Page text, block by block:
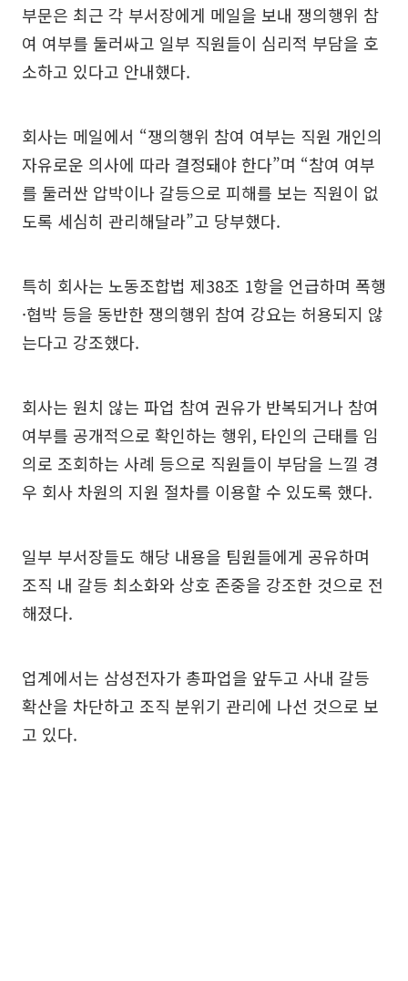
부문은 최근 각 부서장에게 메일을 보내 쟁의행위 참
여 여부를 둘러싸고 일부 직원들이 심리적 부담을 호
소하고 있다고 안내했다.
회사는 메일에서 “쟁의행위 참여 여부는 직원 개인의
자유로운 의사에 따라 결정돼야 한다”며 “참여 여부
를 둘러싼 압박이나 갈등으로 피해를 보는 직원이 없
도록 세심히 관리해달라”고 당부했다.
특히 회사는 노동조합법 제38조 1항을 언급하며 폭행
·협박 등을 동반한 쟁의행위 참여 강요는 허용되지 않
는다고 강조했다.
회사는 원치 않는 파업 참여 권유가 반복되거나 참여
여부를 공개적으로 확인하는 행위, 타인의 근태를 임
의로 조회하는 사례 등으로 직원들이 부담을 느낄 경
우 회사 차원의 지원 절차를 이용할 수 있도록 했다.
일부 부서장들도 해당 내용을 팀원들에게 공유하며
조직 내 갈등 최소화와 상호 존중을 강조한 것으로 전
해졌다.
업계에서는 삼성전자가 총파업을 앞두고 사내 갈등
확산을 차단하고 조직 분위기 관리에 나선 것으로 보
고 있다.